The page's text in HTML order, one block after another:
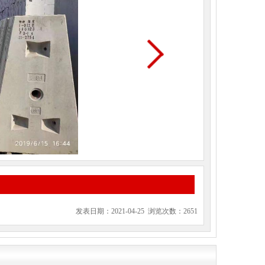
发表日期：2021-04-25 浏览次数：2651